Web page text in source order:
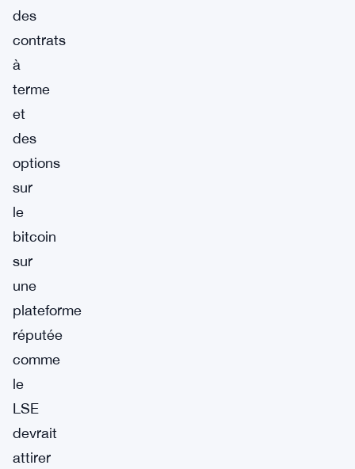
des
contrats
à
terme
et
des
options
sur
le
bitcoin
sur
une
plateforme
réputée
comme
le
LSE
devrait
attirer